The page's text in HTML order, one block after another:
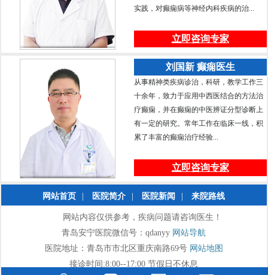
实践，对癫痫病等神经内科疾病的治...
立即咨询专家
刘国新 癫痫医生
从事精神类疾病诊治，科研，教学工作三
十余年，致力于应用中西医结合的方法治
疗癫痫，并在癫痫的中医辨证分型诊断上
有一定的研究。常年工作在临床一线，积
累了丰富的癫痫治疗经验...
立即咨询专家
网站首页 医院简介 医院新闻 来院路线
网站内容仅供参考，疾病问题请咨询医生！
青岛安宁医院微信号：qdanyy 网站导航
医院地址：青岛市市北区重庆南路69号 网站地图
接诊时间:8:00--17:00 节假日不休息